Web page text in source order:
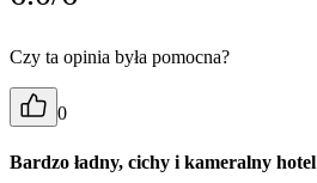
Czy ta opinia była pomocna?
0
Bardzo ładny, cichy i kameralny hotel